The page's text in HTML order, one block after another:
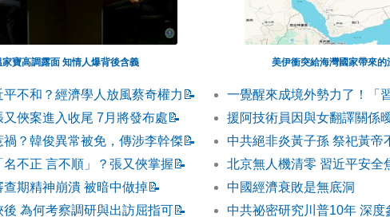
家寶高調露面 知情人爆背後含義
平不和？經濟學人放風蔡奇權力 📝
又俠案進入收尾 7月將發布處 📝
禍？韓俊異常被免，傳涉李幹傑📝
名不正 言不順」？張又俠掌握 📝
查期精神崩潰 被暗中做掉📝
後 為何考察調研與出訪屈指可📝
美伊衝突給海灣國家帶來的
一覺醒來成境外勢力了！「
援阿技術員因與女翻譯關係
中共絕非炎黃子孫 祭祀黃帝
北京無人機清零 習近平安全
中國經濟衰敗是無底洞
中共祕密研究川普10年 深度